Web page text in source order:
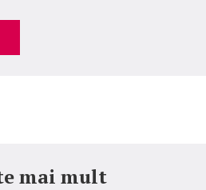
mai mult